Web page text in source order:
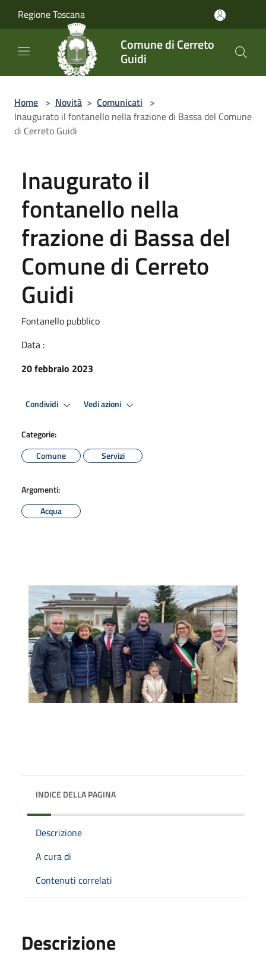
Regione Toscana
Comune di Cerreto
Guidi
Home > Novità > Comunicati >
Inaugurato il fontanello nella frazione di Bassa del Comune
di Cerreto Guidi
Inaugurato il
fontanello nella
frazione di Bassa del
Comune di Cerreto
Guidi
Fontanello pubblico
Data :
20 febbraio 2023
Condividi Vedi azioni
Categorie:
Comune
Servizi
Argomenti:
Acqua
INDICE DELLA PAGINA
Descrizione
A cura di
Contenuti correlati
Descrizione